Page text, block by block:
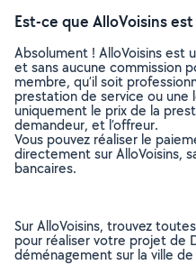
Est-ce que AlloVoisins
Absolument ! AlloVoisins est
et sans aucune commission
membre, qu’il soit
prestation de service ou une
uniquement le prix de la
demandeur, et l’offreur.
Vous pouvez réaliser le
directement sur AlloVoisins,
bancaires.
Sur AlloVoisins, trouvez
pour réaliser votre projet de
déménagement sur la ville